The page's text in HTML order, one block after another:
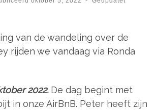
van de wandeling over de
rijden we vandaag via Ronda
2022. De dag begint met
in onze AirBnB. Peter heeft zijn